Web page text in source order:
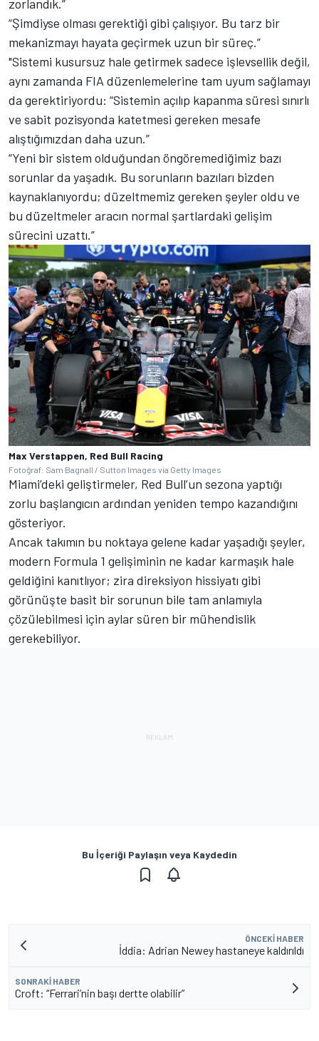
zorlandık.”
“Şimdiyse olması gerektiği gibi çalışıyor. Bu tarz bir
mekanizmayı hayata geçirmek uzun bir süreç.”
"Sistemi kusursuz hale getirmek sadece işlevsellik değil,
aynı zamanda FIA düzenlemelerine tam uyum sağlamayı
da gerektiriyordu: “Sistemin açılıp kapanma süresi sınırlı
ve sabit pozisyonda katetmesi gereken mesafe
alıştığımızdan daha uzun.”
“Yeni bir sistem olduğundan öngöremediğimiz bazı
sorunlar da yaşadık. Bu sorunların bazıları bizden
kaynaklanıyordu; düzeltmemiz gereken şeyler oldu ve
bu düzeltmeler aracın normal şartlardaki gelişim
sürecini uzattı.”
Max Verstappen, Red Bull Racing
Fotoğraf: Sam Bagnall / Sutton Images via Getty Images
Miami’deki geliştirmeler, Red Bull’un sezona yaptığı
zorlu başlangıcın ardından yeniden tempo kazandığını
gösteriyor.
Ancak takımın bu noktaya gelene kadar yaşadığı şeyler,
modern Formula 1 gelişiminin ne kadar karmaşık hale
geldiğini kanıtlıyor; zira direksiyon hissiyatı gibi
görünüşte basit bir sorunun bile tam anlamıyla
çözülebilmesi için aylar süren bir mühendislik
gerekebiliyor.
Bu İçeriği Paylaşın veya Kaydedin
ÖNCEKI HABER
İddia: Adrian Newey hastaneye kaldırıldı
SONRAKI HABER
Croft: “Ferrari’nin başı dertte olabilir”